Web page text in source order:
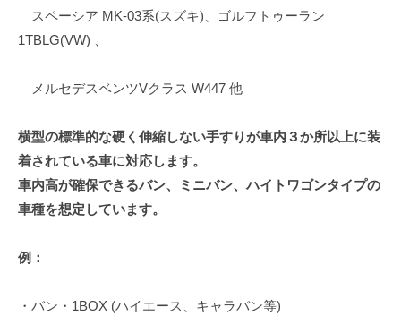
スペーシア MK-03系(スズキ)、ゴルフトゥーラン
1TBLG(VW) 、
メルセデスベンツVクラス W447 他
横型の標準的な硬く伸縮しない手すりが車内３か所以上に装
着されている車に対応します。
車内高が確保できるバン、ミニバン、ハイトワゴンタイプの
車種を想定しています。
例：
・バン・1BOX (ハイエース、キャラバン等)